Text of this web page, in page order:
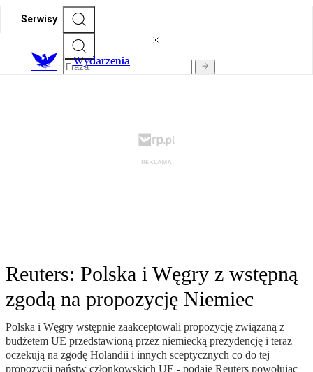
Serwisy
Wydarzenia
Reuters: Polska i Węgry z wstępną
zgodą na propozycję Niemiec
Polska i Węgry wstępnie zaakceptowali propozycję związaną z
budżetem UE przedstawioną przez niemiecką prezydencję i teraz
oczekują na zgodę Holandii i innych sceptycznych co do tej
propozycji państw członkowskich UE - podaje Reuters powołując